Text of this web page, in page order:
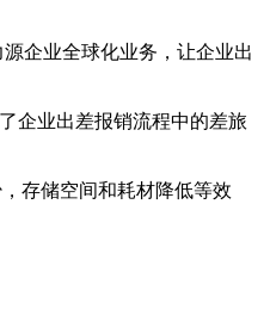
企业全球化业务，让企业出
企业出差报销流程中的差旅
存储空间和耗材降低等效